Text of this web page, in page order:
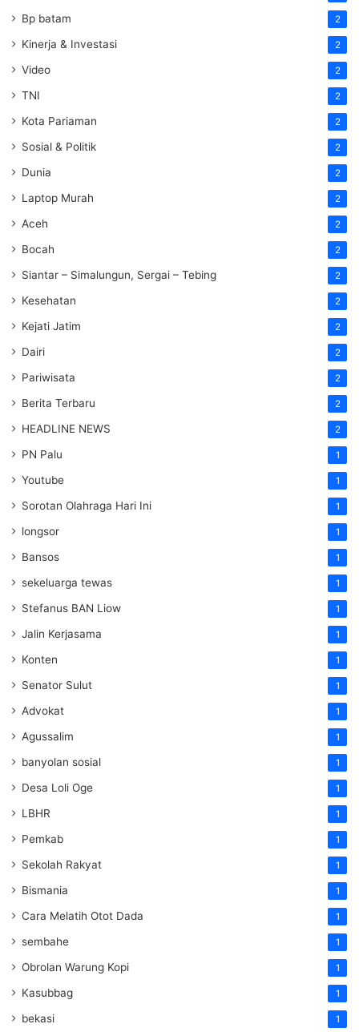
Bp batam 2
Kinerja & Investasi 2
Video 2
TNI 2
Kota Pariaman 2
Sosial & Politik 2
Dunia 2
Laptop Murah 2
Aceh 2
Bocah 2
Siantar – Simalungun, Sergai – Tebing 2
Kesehatan 2
Kejati Jatim 2
Dairi 2
Pariwisata 2
Berita Terbaru 2
HEADLINE NEWS 2
PN Palu 1
Youtube 1
Sorotan Olahraga Hari Ini 1
longsor 1
Bansos 1
sekeluarga tewas 1
Stefanus BAN Liow 1
Jalin Kerjasama 1
Konten 1
Senator Sulut 1
Advokat 1
Agussalim 1
banyolan sosial 1
Desa Loli Oge 1
LBHR 1
Pemkab 1
Sekolah Rakyat 1
Bismania 1
Cara Melatih Otot Dada 1
sembahe 1
Obrolan Warung Kopi 1
Kasubbag 1
bekasi 1